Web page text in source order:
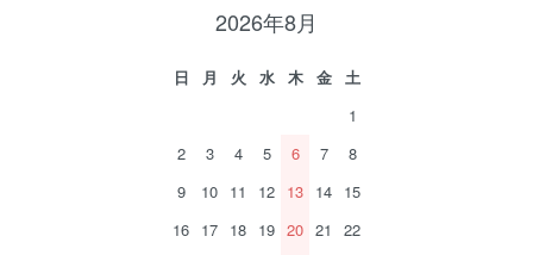
2026年8月
日 月 火 水 木 金
土
1
2
3 4 5 6 7
8
9
10 11 12 13 14 15
16 17 18 19 20 21
22